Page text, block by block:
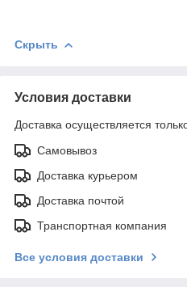
Скрыть
Условия доставки
Доставка осуществляется
Самовывоз
Доставка курьером
Доставка почтой
Транспортная компания
Все условия доставки